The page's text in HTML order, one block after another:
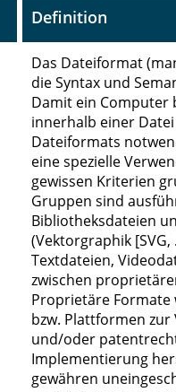
Definition
Das Dateiformat
die Syntax und
Damit ein Computer
innerhalb einer
Dateiformats
eine spezielle
gewissen Kriterien
Gruppen sind
Bibliotheksdateien
(Vektorgraphik [SVG,
Textdateien,
zwischen
Proprietäre Formate
bzw. Plattformen
und/oder
Implementierung
gewähren